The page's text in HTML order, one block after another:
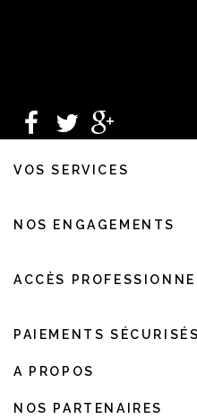
VOS SERVICES
NOS ENGAGEMENTS
ACCÈS
PAIEMENTS SÉCURISÉS
A PROPOS
NOS PARTENAIRES